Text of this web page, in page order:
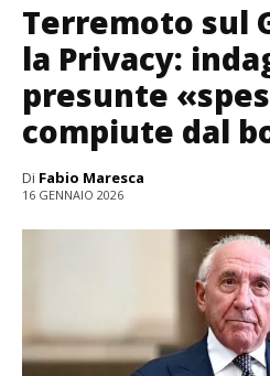
Terremoto sul
la Privacy:
presunte
compiute dal
Di Fabio Maresca
16 GENNAIO 2026